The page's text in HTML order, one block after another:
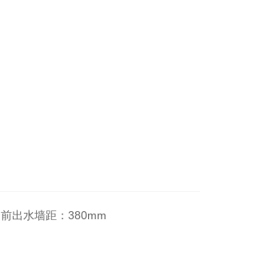
前出水墙距：380mm